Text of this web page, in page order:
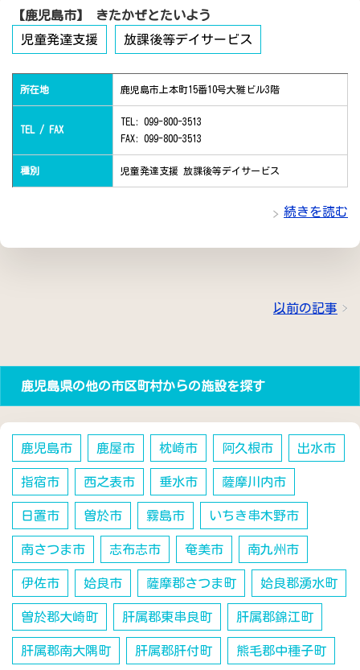
【鹿児島市】 きたかぜとたいよう
児童発達支援
放課後等デイサービス
所在地 鹿児島市上本町15番10号大雅ビル3階
TEL / FAX
TEL: 099-800-3513
FAX: 099-800-3513
種別 児童発達支援 放課後等デイサービス
続きを読む
以前の記事
鹿児島県の他の市区町村からの施設を探す
鹿児島市 鹿屋市 枕崎市 阿久根市 出水市
指宿市 西之表市 垂水市 薩摩川内市
日置市 曽於市 霧島市 いちき串木野市
南さつま市 志布志市 奄美市 南九州市
伊佐市 姶良市 薩摩郡さつま町 姶良郡湧水町
曽於郡大崎町 肝属郡東串良町 肝属郡錦江町
肝属郡南大隅町 肝属郡肝付町 熊毛郡中種子町